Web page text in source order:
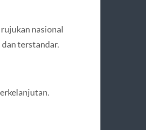
nasional
terstandar.